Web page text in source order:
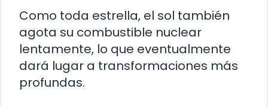
Como toda estrella, el sol también
agota su combustible nuclear
lentamente, lo que eventualmente
dará lugar a transformaciones más
profundas.